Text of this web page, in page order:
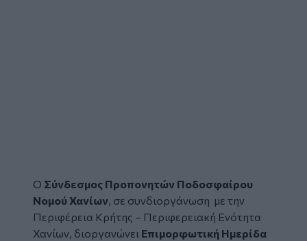
Ο Σύνδεσμος Προπονητών Ποδοσφαίρου
Νομού Χανίων, σε συνδιοργάνωση με την
Περιφέρεια Κρήτης – Περιφερειακή Ενότητα
Χανίων, διοργανώνει Επιμορφωτική Ημερίδα